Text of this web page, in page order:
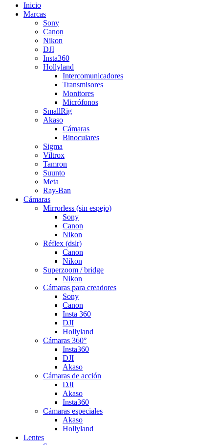
Inicio
Marcas
Sony
Canon
Nikon
DJI
Insta360
Hollyland
Intercomunicadores
Transmisores
Monitores
Micrófonos
SmallRig
Akaso
Cámaras
Binoculares
Sigma
Viltrox
Tamron
Suunto
Meta
Ray-Ban
Cámaras
Mirrorless (sin espejo)
Sony
Canon
Nikon
Réflex (dslr)
Canon
Nikon
Superzoom / bridge
Nikon
Cámaras para creadores
Sony
Canon
Insta 360
DJI
Hollyland
Cámaras 360°
Insta360
DJI
Akaso
Cámaras de acción
DJI
Akaso
Insta360
Cámaras especiales
Akaso
Hollyland
Lentes